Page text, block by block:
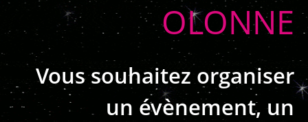
OLONNE
Vous souhaitez organiser
un évènement, un